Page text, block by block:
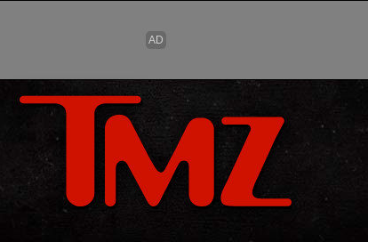
Skip to main content